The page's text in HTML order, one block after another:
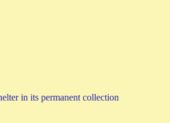
in its permanent collection